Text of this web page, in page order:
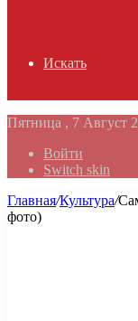
Искать
Пятница , 7 Август
Войти
Switch skin
Главная/Культура/
фото)